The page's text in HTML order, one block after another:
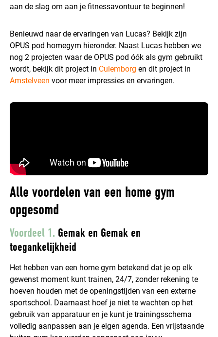
aan de slag om aan je fitnessavontuur te beginnen!
Benieuwd naar de ervaringen van Lucas? Bekijk zijn
OPUS pod homegym hieronder. Naast Lucas hebben we
nog 2 projecten waar de OPUS pod óók als gym gebruikt
wordt, bekijk dit project in Culemborg en dit project in
Amstelveen voor meer impressies en ervaringen.
Alle voordelen van een home gym
opgesomd
Voordeel 1. Gemak en Gemak en
toegankelijkheid
Het hebben van een home gym betekend dat je op elk
gewenst moment kunt trainen, 24/7, zonder rekening te
hoeven houden met de openingstijden van een externe
sportschool. Daarnaast hoef je niet te wachten op het
gebruik van apparatuur en je kunt je trainingsschema
volledig aanpassen aan je eigen agenda. Een vrijstaande